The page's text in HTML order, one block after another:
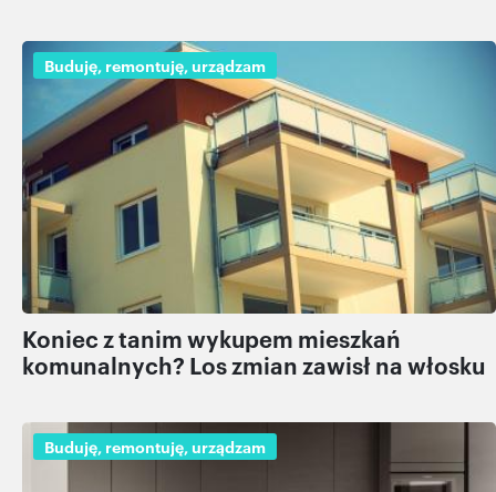
Buduję, remontuję, urządzam
Koniec z tanim wykupem mieszkań
komunalnych? Los zmian zawisł na włosku
Buduję, remontuję, urządzam